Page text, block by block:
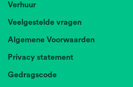
Verhuur
Veelgestelde vragen
Algemene Voorwaarden
Privacy statement
Gedragscode